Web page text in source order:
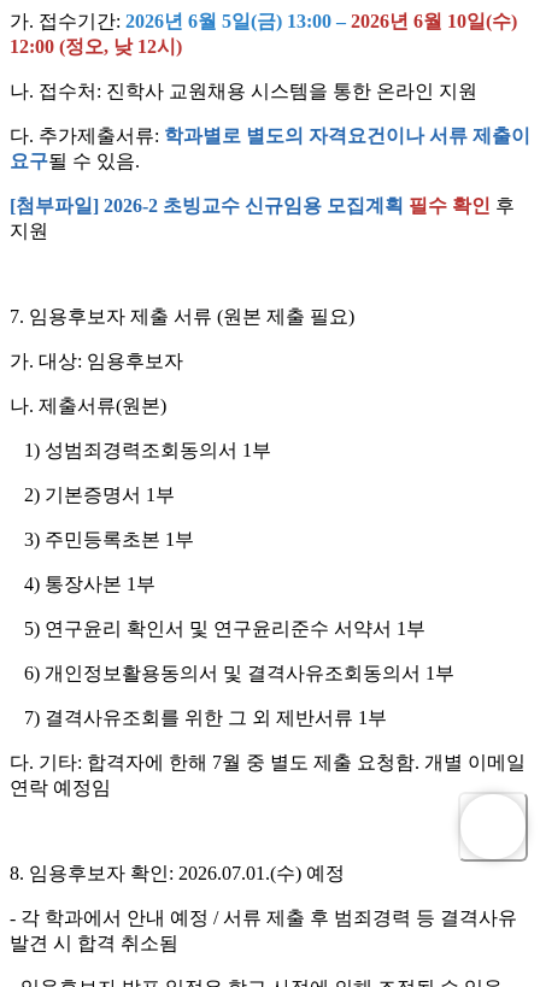
가. 접수기간: 2026년 6월 5일(금) 13:00 –2026년 6월 10일(수)
12:00 (정오, 낮 12시)
나. 접수처: 진학사 교원채용 시스템을 통한 온라인 지원
다. 추가제출서류: 학과별로 별도의 자격요건이나 서류 제출이
요구될 수 있음.
[첨부파일] 2026-2 초빙교수 신규임용 모집계획 필수 확인 후
지원
7. 임용후보자 제출 서류 (원본 제출 필요)
가. 대상: 임용후보자
나. 제출서류(원본)
1) 성범죄경력조회동의서 1부
2) 기본증명서 1부
3) 주민등록초본 1부
4) 통장사본 1부
5) 연구윤리 확인서 및 연구윤리준수 서약서 1부
6) 개인정보활용동의서 및 결격사유조회동의서 1부
7) 결격사유조회를 위한 그 외 제반서류 1부
다. 기타: 합격자에 한해 7월 중 별도 제출 요청함. 개별 이메일
연락 예정임
8. 임용후보자 확인: 2026.07.01.(수) 예정
- 각 학과에서 안내 예정 / 서류 제출 후 범죄경력 등 결격사유
발견 시 합격 취소됨